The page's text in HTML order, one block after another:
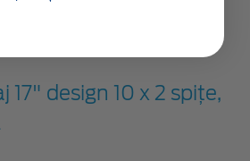
17" design 10 x 2 spițe,